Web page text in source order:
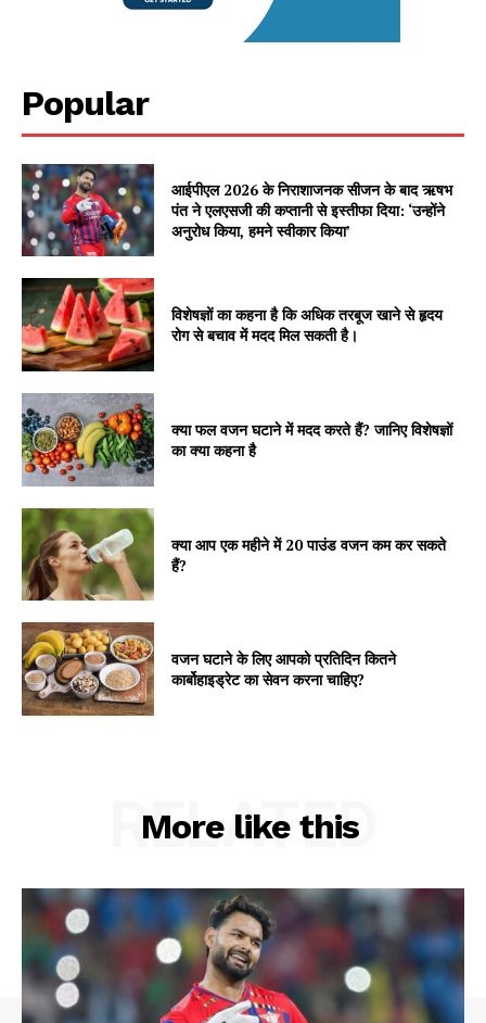
Popular
आईपीएल 2026 के निराशाजनक सीजन के बाद ऋषभ
पंत ने एलएसजी की कप्तानी से इस्तीफा दिया: ‘उन्होंने
अनुरोध किया, हमने स्वीकार किया’
विशेषज्ञों का कहना है कि अधिक तरबूज खाने से हृदय
रोग से बचाव में मदद मिल सकती है।
क्या फल वजन घटाने में मदद करते हैं? जानिए विशेषज्ञों
का क्या कहना है
क्या आप एक महीने में 20 पाउंड वजन कम कर सकते
हैं?
वजन घटाने के लिए आपको प्रतिदिन कितने
कार्बोहाइड्रेट का सेवन करना चाहिए?
More like this
RELATED